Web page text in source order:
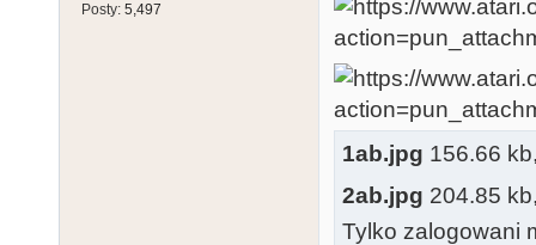
Posty: 5,497
1ab.jpg 156.66
2ab.jpg 204.85
Tylko zalogowani